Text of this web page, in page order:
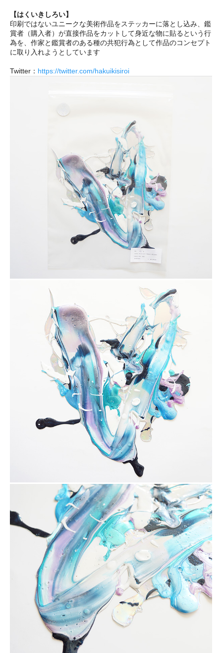
【はくいきしろい】
印刷ではないユニークな美術作品をステッカーに落とし込み、鑑
賞者（購入者）が直接作品をカットして身近な物に貼るという行
為を、作家と鑑賞者のある種の共犯行為として作品のコンセプト
に取り入れようとしています
Twitter： https://twitter.com/hakuikisiroi